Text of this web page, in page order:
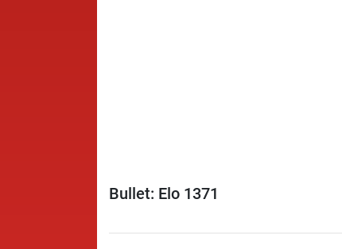
Bullet: Elo 1371